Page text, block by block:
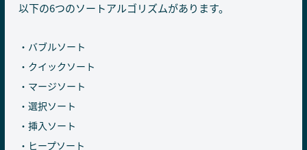
以下の6つのソートアルゴリズムがあります。
バブルソート
クイックソート
マージソート
選択ソート
挿入ソート
ヒープソート